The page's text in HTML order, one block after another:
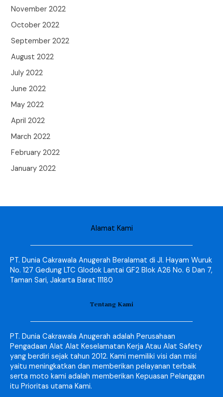
November 2022
October 2022
September 2022
August 2022
July 2022
June 2022
May 2022
April 2022
March 2022
February 2022
January 2022
Alamat Kami
PT. Dunia Cakrawala Anugerah Beralamat di Jl. Hayam Wuruk
No. 127 Gedung LTC Glodok Lantai GF2 Blok A26 No. 6 Dan 7,
Taman Sari, Jakarta Barat 11180
Tentang Kami
PT. Dunia Cakrawala Anugerah adalah Perusahaan
Pengadaan Alat Alat Keselamatan Kerja Atau Alat Safety
yang berdiri sejak tahun 2012. Kami memiliki visi dan misi
yaitu meningkatkan dan memberikan pelayanan terbaik
serta moto kami adalah memberikan Kepuasan Pelanggan
itu Prioritas utama Kami.